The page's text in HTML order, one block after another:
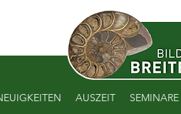
AUSZEIT SEMINARE